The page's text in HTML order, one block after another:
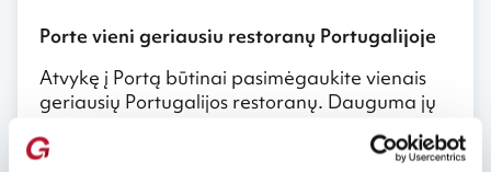
Porte vieni geriausiu restoranų Portugalijoje
Atvykę į Portą būtinai pasimėgaukite vienais
geriausių Portugalijos restoranų. Dauguma jų
paplūdimio. Jei mėgstate žuvį – jos paragauti